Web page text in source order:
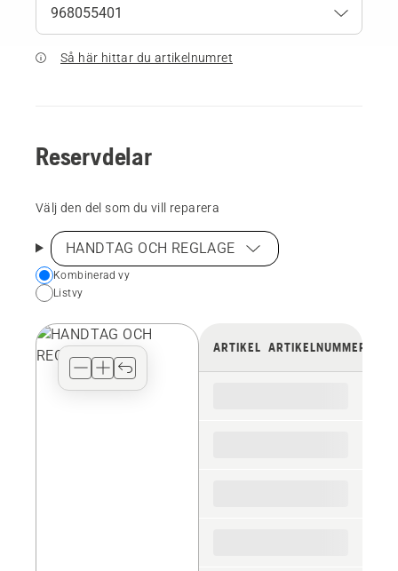
Så här hittar du artikelnumret
Reservdelar
Välj den del som du vill reparera
HANDTAG OCH REGLAGE
Choose
your
view
type
Kombinerad vy
Listvy
ARTIKEL ARTIKELNUMMER